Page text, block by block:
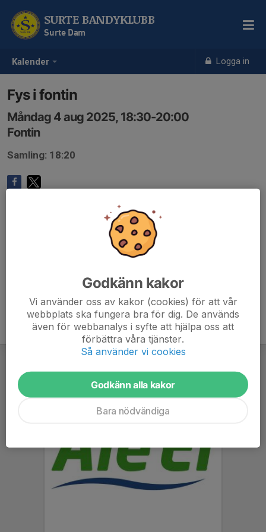
Kalender Logga in
SURTE BANDYKLUBB
Surte Dam
Fys i fontin
Måndag 4 aug 2025, 18:30-20:00
Fontin
Samling: 18:20
Godkänn kakor
Vi använder oss av kakor (cookies) för att vår
webbplats ska fungera bra för dig. De används
även för webbanalys i syfte att hjälpa oss att
förbättra våra tjänster.
Så använder vi cookies
Godkänn alla kakor
Bara nödvändiga